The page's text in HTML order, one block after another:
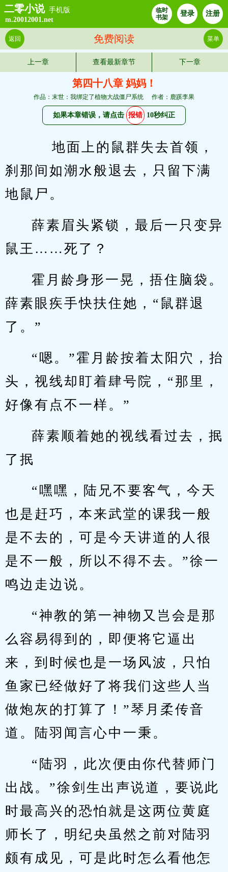
二零小说 手机版
m.20012001.net
临时
书架
登录 注册
免费阅读
返回 菜单
上一章 查看最新章节 下一章
第四十八章 妈妈！
作品：末世：我绑定了植物大战僵尸系统 作者：鹿蹊李果
如果本章错误，请点击 报错 10秒纠正
刹那间如潮水般退去，只留下满
地鼠尸。
薛素眉头紧锁，最后一只变异
鼠王……死了？
霍月龄身形一晃，捂住脑袋。
薛素眼疾手快扶住她，“鼠群退
了。”
“嗯。”霍月龄按着太阳穴，抬
头，视线却盯着肆号院，“那里，
好像有点不一样。”
薛素顺着她的视线看过去，抿
了抿
“嘿嘿，陆兄不要客气，今天
也是赶巧，本来武堂的课我一般
是不去的，可是今天讲道的人很
是不一般，所以不得不去。”徐一
鸣边走边说。
“神教的第一神物又岂会是那
么容易得到的，即便将它逼出
来，到时候也是一场风波，只怕
鱼家已经做好了将我们这些人当
做炮灰的打算了！”琴月柔传音
道。陆羽闻言心中一秉。
“陆羽，此次便由你代替师门
出战。”徐剑生出声说道，要说此
时最高兴的恐怕就是这两位黄庭
师长了，明纪央虽然之前对陆羽
颇有成见，可是此时怎么看他怎